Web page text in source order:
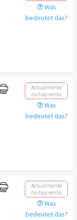
Was
bedeutet das?
Actualmente
no hay venta
Was
bedeutet das?
Actualmente
no hay venta
Was
bedeutet das?